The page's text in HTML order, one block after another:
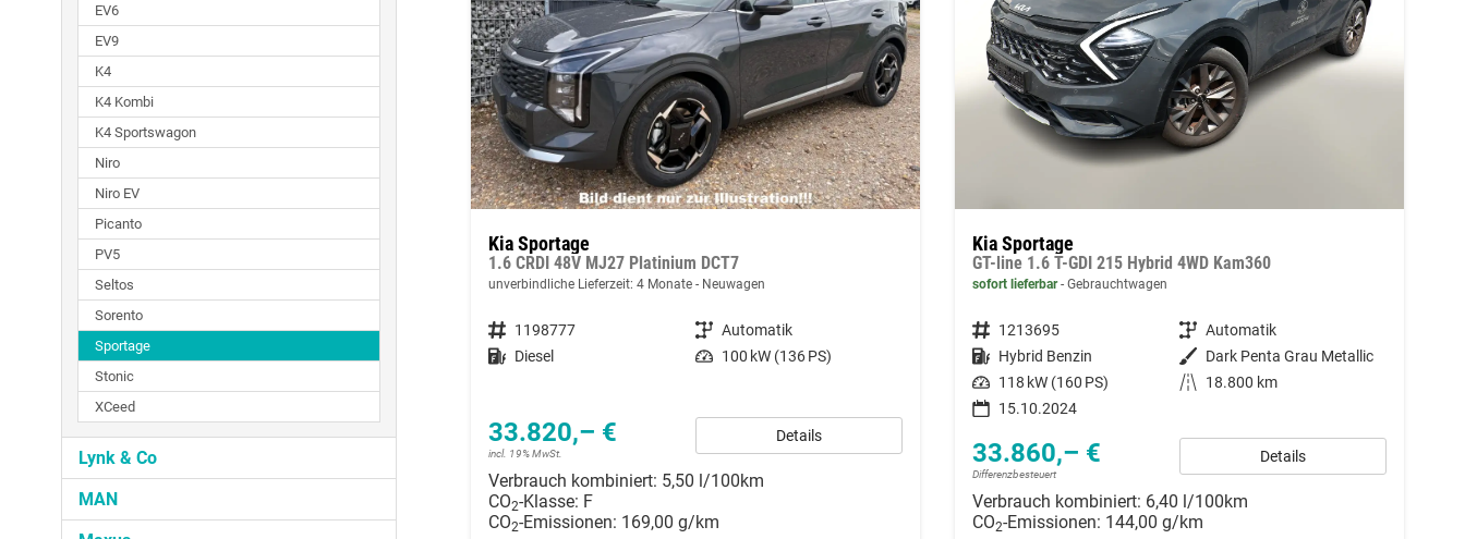
Kia Sportage
1.6 CRDI 48V MJ27 Platinium DCT7
unverbindliche Lieferzeit: 4 Monate Neuwagen
Fahrzeugnummer 1198777 Getriebe Automatik
Kraftstoff Diesel Leistung 100 kW (136 PS)
33.820,– €
incl. 19% MwSt.
Details
Verbrauch kombiniert: 5,50 l/100km
CO2-Klasse: F
CO2-Emissionen: 169,00 g/km
Kia Sportage
GT-line 1.6 T-GDI 215 Hybrid 4WD Kam360
sofort lieferbar Gebrauchtwagen
Fahrzeugnummer 1213695 Getriebe Automatik
Kraftstoff Hybrid Benzin Außenfarbe Dark Penta Grau Metallic
Leistung 118 kW (160 PS) Kilometerstand
18.800 km
15.10.2024
33.860,– €
Differenzbesteuert
Details
Verbrauch kombiniert: 6,40 l/100km
CO2-Emissionen: 144,00 g/km
EV6
EV9
K4
K4 Kombi
K4 Sportswagon
Niro
Niro EV
Picanto
PV5
Seltos
Sorento
Sportage
Stonic
XCeed
Lynk & Co
MAN